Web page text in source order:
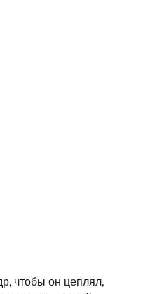
чтобы он цеплял,